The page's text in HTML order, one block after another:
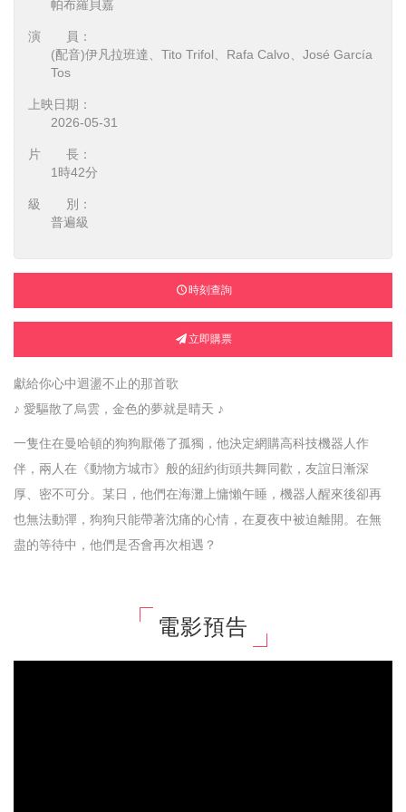
帕布羅貝嘉
演 員：
(配音)伊凡拉班達、Tito Trifol、Rafa Calvo、José García
Tos
上映日期：
2026-05-31
片 長：
1時42分
級 別：
普遍級
時刻查詢
立即購票
獻給你心中迴盪不止的那首歌
♪ 愛驅散了烏雲，金色的夢就是晴天 ♪
一隻住在曼哈頓的狗狗厭倦了孤獨，他決定網購高科技機器人作
伴，兩人在《動物方城市》般的紐約街頭共舞同歡，友誼日漸深
厚、密不可分。某日，他們在海灘上慵懶午睡，機器人醒來後卻再
也無法動彈，狗狗只能帶著沈痛的心情，在夏夜中被迫離開。在無
盡的等待中，他們是否會再次相遇？
電影預告